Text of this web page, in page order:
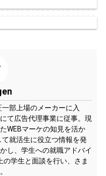
部上場のメーカーに入
て広告代理事業に従事。現
WEBマーケの知見を活か
就活生に役立つ情報を発
し、学生への就職アドバイ
学生と面談を行い、さま